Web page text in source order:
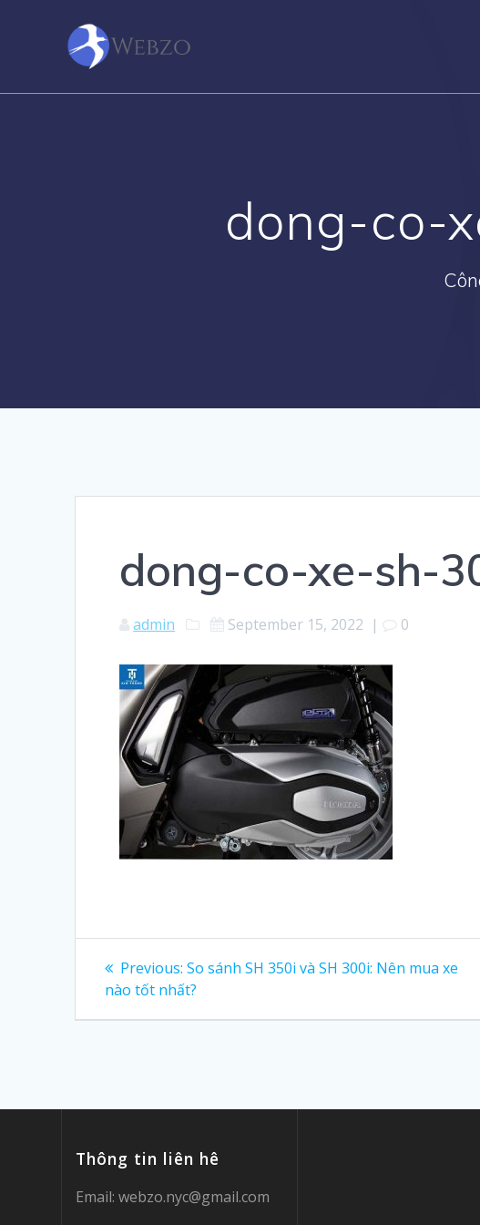
dong-co-
dong-co-xe-sh-
admin September 15, 2022 | 0
Post
navigation
Previous: Previous
post:
So sánh SH 350i và SH 300i: Nên mua xe
nào tốt nhất?
Thông tin liên hê
Email:webzo.nyc@gmail.com